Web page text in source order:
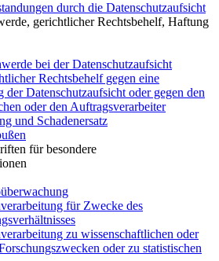
durch die Datenschutzaufsicht
gerichtlicher Rechtsbehelf, Haftung
bei der Datenschutzaufsicht
Rechtsbehelf gegen eine
der Datenschutzaufsicht oder gegen den
oder den Auftragsverarbeiter
und Schadenersatz
für besondere
für Zwecke des
zu wissenschaftlichen oder
oder zu statistischen